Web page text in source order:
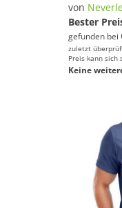
von
Bester
gefunden bei
zuletzt
Preis kann sich
Keine